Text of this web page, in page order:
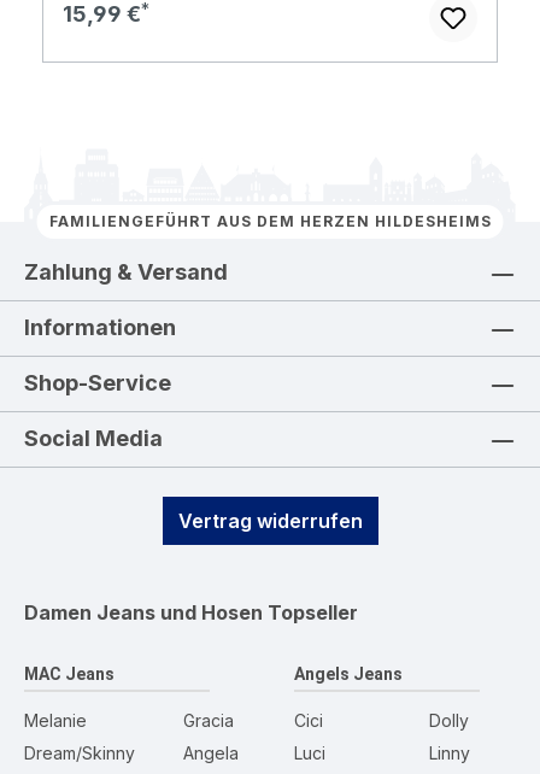
Regulärer Preis:
15,99 €
FAMILIENGEFÜHRT AUS DEM HERZEN HILDESHEIMS
Zahlung & Versand
Informationen
Shop-Service
Social Media
Vertrag widerrufen
Damen Jeans und Hosen Topseller
MAC Jeans
Melanie
Dream/Skinny
Gracia
Angela
Angels Jeans
Cici
Luci
Dolly
Linny